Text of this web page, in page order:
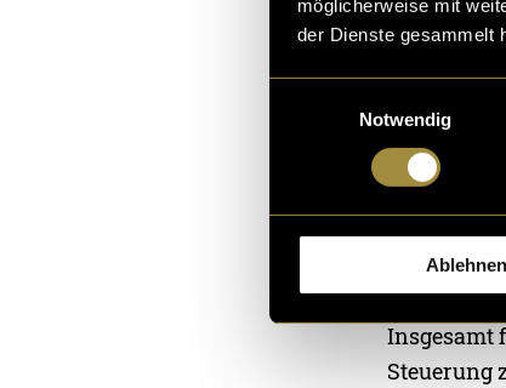
möglicherweise mit
der Dienste gesammelt
Notwendig
Ablehnen
Bevor ich
Dafür lud
Insgesamt
Steuerung